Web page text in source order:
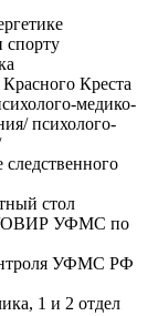
спорту
Креста
медико-
психолого-
стол
ОВИР УФМС по
УФМС РФ
1 и 2 отдел